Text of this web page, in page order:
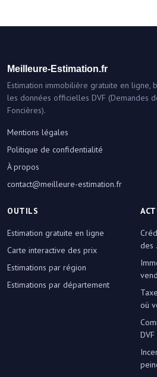
Meilleure-Estimation.fr
Estimation immobilière gratuite en ligne,
les données officielles DVF (Demandes
Foncières).
Mentions légales
Politique de confidentialité
À propos
contact@meilleure-estimation.fr
OUTILS
Estimation gratuite en ligne
Carte interactive des prix
Estimations par région
Estimations par département
des
où